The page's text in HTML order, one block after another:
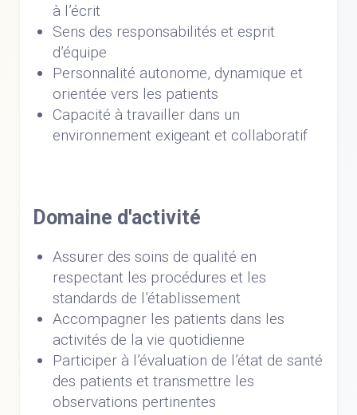
à l’écrit
Sens des responsabilités et esprit
d’équipe
Personnalité autonome, dynamique et
orientée vers les patients
Capacité à travailler dans un
environnement exigeant et collaboratif
Domaine d'activité
Assurer des soins de qualité en
respectant les procédures et les
standards de l’établissement
Accompagner les patients dans les
activités de la vie quotidienne
Participer à l’évaluation de l’état de santé
des patients et transmettre les
observations pertinentes